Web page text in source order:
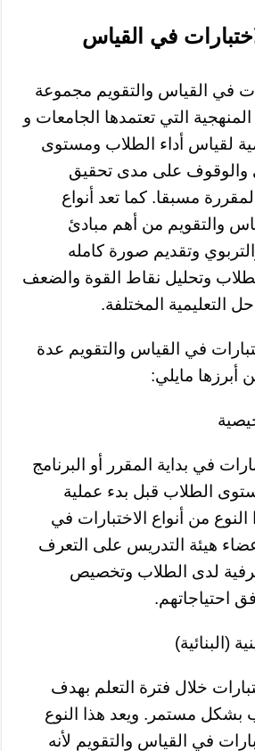
في القياس
في القياس والتقويم مجموعة
التي تعتمدها الجامعات و
لقياس أداء الطلاب ومستوى
والوقوف على مدى تحقيق
مسبقا. كما تعد أنواع
والتقويم من أهم مبادئ
وتقديم صورة كامله
وتحليل نقاط القوة والضعف
التعليمية المختلفة.
في القياس والتقويم عدة
مايلي:
في بداية المقرر أو البرنامج
الطلاب قبل بدء عملية
من أنواع الاختبارات في
هيئة التدريس على التعرف
لدى الطلاب وتخصيص
احتياجاتهم.
(البنائية)
خلال فترة التعلم بهدف
بشكل مستمر. ويعد هذا النوع
في القياس والتقويم لأنه